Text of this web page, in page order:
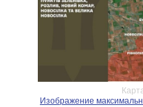
Изображение